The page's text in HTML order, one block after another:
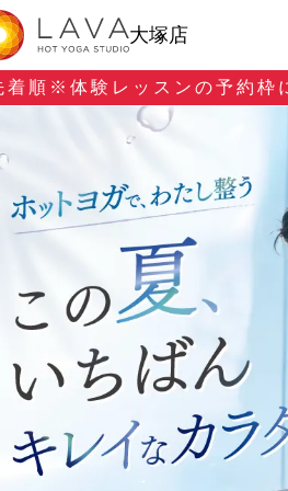
大塚店
順※ 体験レッスンの予約枠